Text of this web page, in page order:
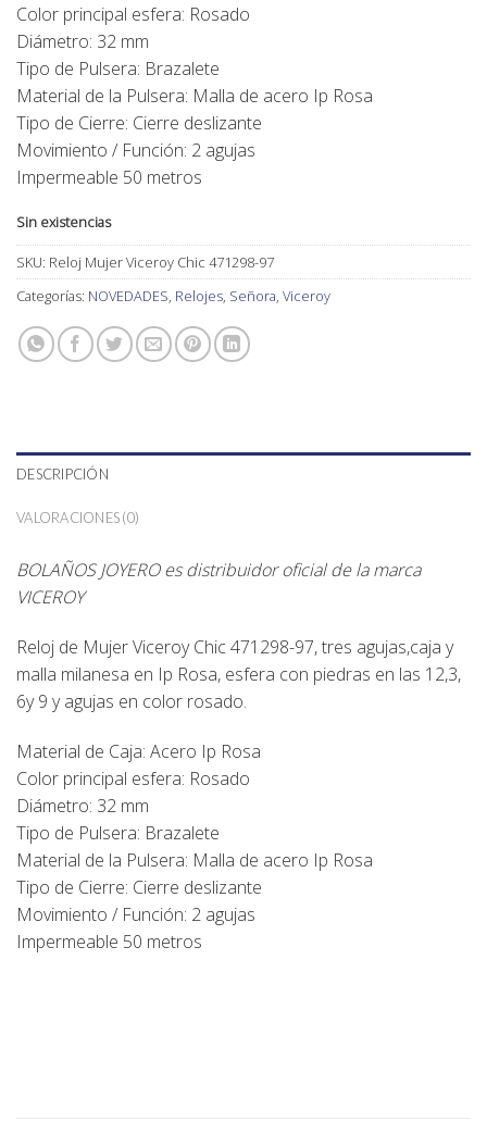
Color principal esfera: Rosado
Diámetro: 32 mm
Tipo de Pulsera: Brazalete
Material de la Pulsera: Malla de acero Ip Rosa
Tipo de Cierre: Cierre deslizante
Movimiento / Función: 2 agujas
Impermeable 50 metros
Sin existencias
SKU: Reloj Mujer Viceroy Chic 471298-97
Categorías: NOVEDADES, Relojes, Señora, Viceroy
DESCRIPCIÓN
VALORACIONES (0)
BOLAÑOS JOYERO es distribuidor oficial de la marca
VICEROY
Reloj de Mujer Viceroy Chic 471298-97, tres agujas,caja y
malla milanesa en Ip Rosa, esfera con piedras en las 12,3,
6y 9 y agujas en color rosado.
Material de Caja: Acero Ip Rosa
Color principal esfera: Rosado
Diámetro: 32 mm
Tipo de Pulsera: Brazalete
Material de la Pulsera: Malla de acero Ip Rosa
Tipo de Cierre: Cierre deslizante
Movimiento / Función: 2 agujas
Impermeable 50 metros